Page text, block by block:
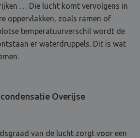
… Die lucht komt vervolgens in
oppervlakken, zoals ramen of
temperatuurverschil wordt de
er waterdruppels. Dit is wat
Overijse
van de lucht zorgt voor een